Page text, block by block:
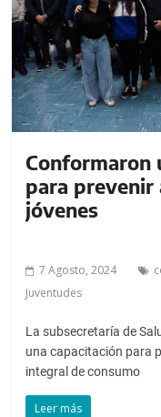
Conformaron
para prevenir
jóvenes
7 Agosto, 2024
Juventudes
La subsecretaría de
una capacitación para
integral de consumo
Leer más